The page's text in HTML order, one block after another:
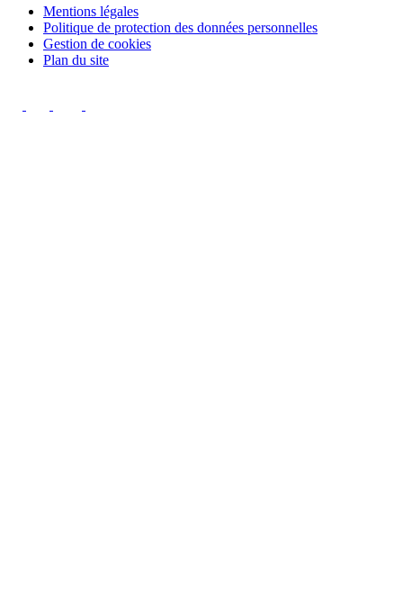
Mentions légales
Politique de protection des données personnelles
Gestion de cookies
Plan du site